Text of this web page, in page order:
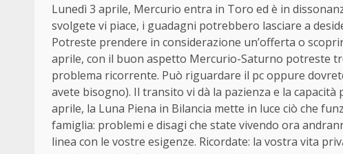
Lunedì 3 aprile, Mercurio entra in Toro ed è in
svolgete vi piace, i guadagni potrebbero lasciare a
Potreste prendere in considerazione un’offerta o
aprile, con il buon aspetto Mercurio-Saturno potreste
problema ricorrente. Può riguardare il pc oppure
avete bisogno). Il transito vi dà la pazienza e la
aprile, la Luna Piena in Bilancia mette in luce ciò che
famiglia: problemi e disagi che state vivendo ora
linea con le vostre esigenze. Ricordate: la vostra vita